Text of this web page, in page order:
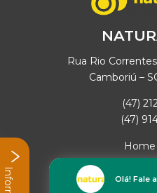
Rua Rio
Camboriú –
(47)
(47)
Home
Missão
Olá! Fale